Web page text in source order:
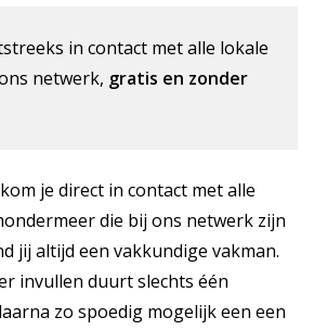
in contact met alle lokale
netwerk, gratis en zonder
je direct in contact met alle
die bij ons netwerk zijn
jij altijd een vakkundige vakman.
invullen duurt slechts één
zo spoedig mogelijk een een